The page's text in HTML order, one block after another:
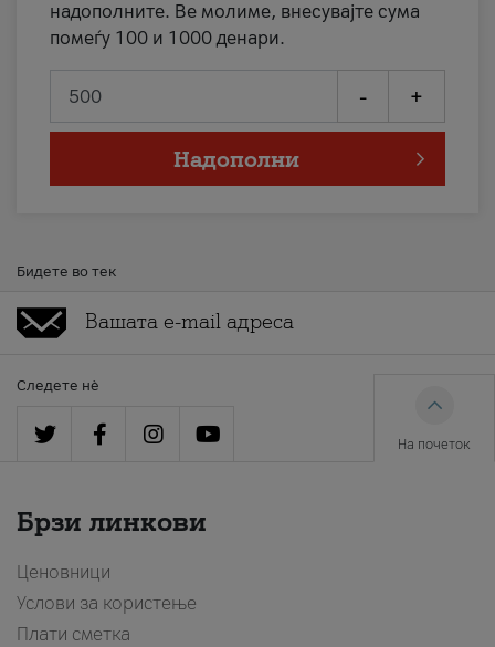
надополните. Ве молиме, внесувајте сума
помеѓу 100 и 1000 денари.
- +
Надополни
Бидете во тек
Следете нè
На почеток
Брзи линкови
Ценовници
Услови за користење
Плати сметка